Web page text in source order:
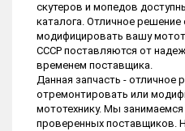
скутеров и мопедов
каталога. Отличное
модифицировать вашу
СССР поставляются от
временем поставщика.
Данная запчасть - отличное
отремонтировать или
мототехнику. Мы
проверенных поставщиков.